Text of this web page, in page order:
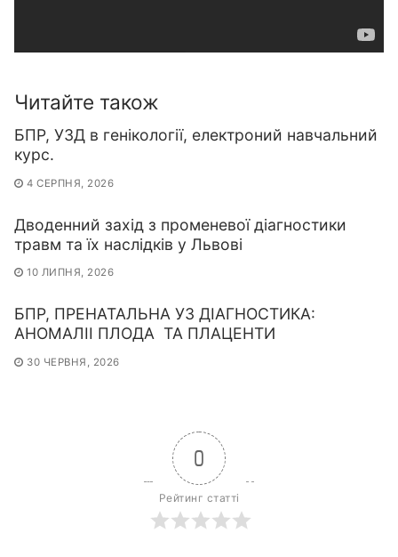
Читайте також
БПР, УЗД в генікології, електроний навчальний
курс.
4 СЕРПНЯ, 2026
Дводенний захід з променевої діагностики
травм та їх наслідків у Львові
10 ЛИПНЯ, 2026
БПР, ПРЕНАТАЛЬНА УЗ ДІАГНОСТИКА:
АНОМАЛІІ ПЛОДА ТА ПЛАЦЕНТИ
30 ЧЕРВНЯ, 2026
0
Рейтинг статті